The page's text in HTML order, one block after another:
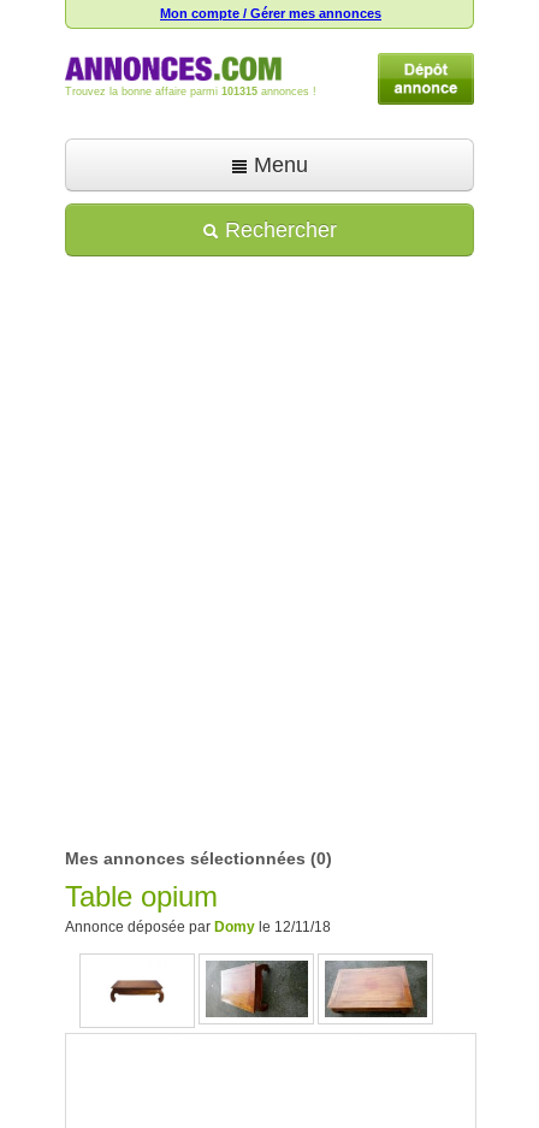
Mon compte / Gérer mes annonces
Trouvez la bonne affaire parmi 101315 annonces !
Menu
Déposer une annonce
Rechercher
Mes annonces sélectionnées (0)
Table opium
Annonce déposée par Domy le 12/11/18